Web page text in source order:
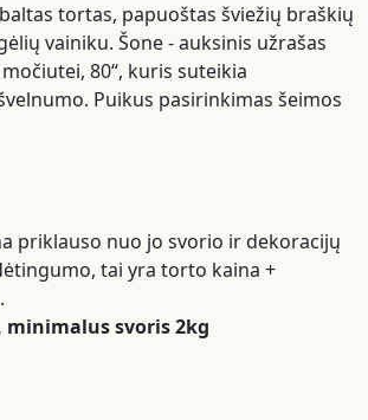
tortas, papuoštas šviežių braškių
vainiku. Šone - auksinis užrašas
80“, kuris suteikia
Puikus pasirinkimas šeimos
priklauso nuo jo svorio ir dekoracijų
tai yra torto kaina +
minimalus svoris 2kg